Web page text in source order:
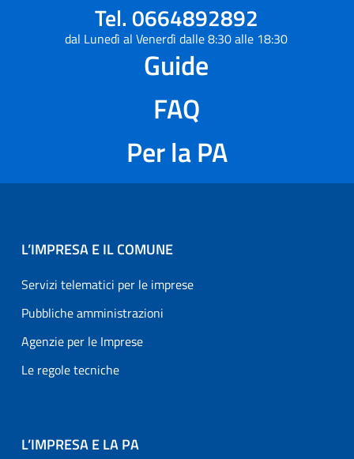
Tel. 0664892892
dal Lunedì al Venerdì dalle 8:30 alle 18:30
Guide
FAQ
Per la PA
L’IMPRESA E IL COMUNE
Servizi telematici per le imprese
Pubbliche amministrazioni
Agenzie per le Imprese
Le regole tecniche
L’IMPRESA E LA PA